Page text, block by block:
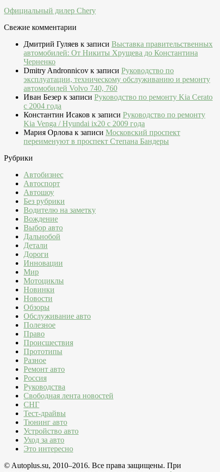
Официальный дилер Chery
Свежие комментарии
Дмитрий Гуляев к записи Выставка правительственных
автомобилей: От Никиты Хрущева до Константина
Черненко
Dmitry Andronnicov к записи Руководство по
эксплуатации, техническому обслуживанию и ремонту
автомобилей Volvo 740, 760
Иван Безер к записи Руководство по ремонту Kia Cerato
c 2004 года
Константин Исаков к записи Руководство по ремонту
Kia Venga / Hyundai ix20 c 2009 года
Мария Орлова к записи Московский проспект
переименуют в проспект Степана Бандеры
Рубрики
Автобизнес
Автоспорт
Автошоу
Без рубрики
Водителю на заметку
Вождение
Выбор авто
Дальнобой
Детали
Дороги
Инновации
Мир
Мотоциклы
Новинки
Новости
Обзоры
Обслуживание авто
Полезное
Право
Происшествия
Прототипы
Разное
Ремонт авто
Россия
Руководства
Свободная лента новостей
СНГ
Тест-драйвы
Тюнинг авто
Устройство авто
Уход за авто
Это интересно
© Autoplus.su, 2010–2016. Все права защищены. При